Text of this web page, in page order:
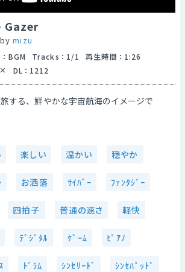
Gazer
mizu
： BGM Tracks ： 1/1 再生時間 ： 1:26
DL ： 1212
する、鮮やかな宇宙航海のイメージで
楽しい 温かい 穏やか
お洒落 ｻｲﾊﾞｰ ﾌｧﾝﾀｼﾞｰ
四拍子 普通の速さ 軽快
ﾃﾞｼﾞﾀﾙ ｹﾞｰﾑ ﾋﾟｱﾉ
ﾄﾞﾗﾑ ｼﾝｾﾘｰﾄﾞ ｼﾝｾﾊﾟｯﾄﾞ